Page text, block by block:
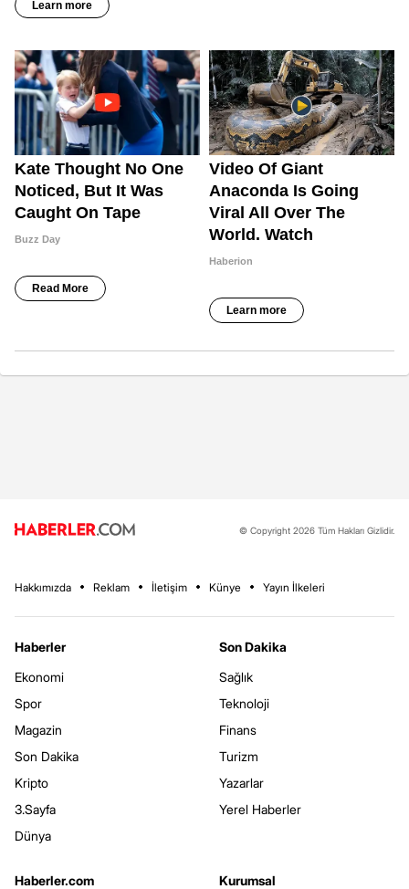
© Copyright 2026 Tüm Hakları Gizlidir.
Hakkımızda Reklam İletişim Künye Yayın İlkeleri
Haberler
Ekonomi
Spor
Magazin
Son Dakika
Kripto
3.Sayfa
Dünya
Son Dakika
Sağlık
Teknoloji
Finans
Turizm
Yazarlar
Yerel Haberler
Haberler.com
Kurumsal